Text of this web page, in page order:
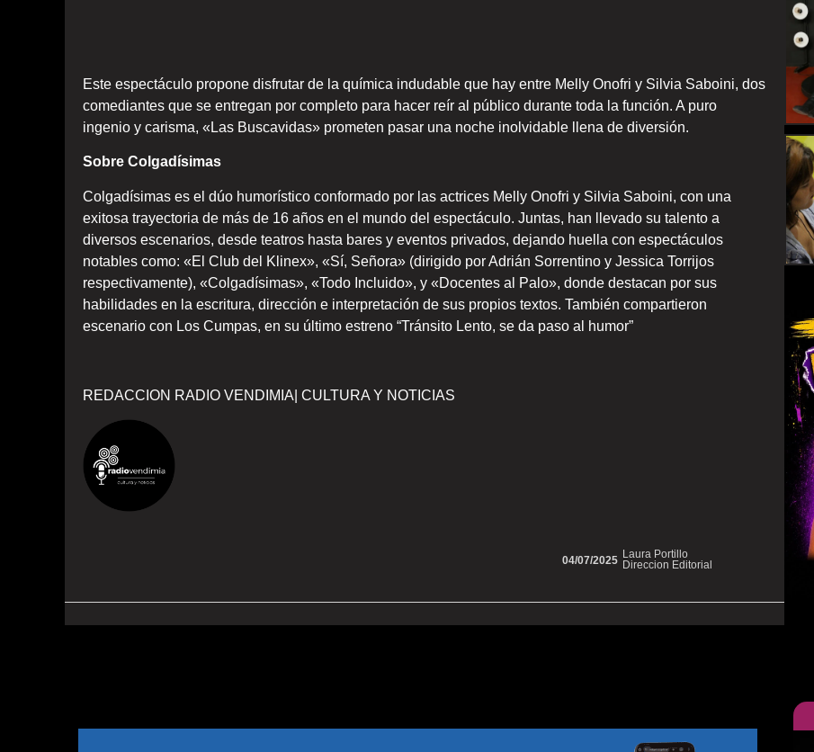
Este espectáculo propone disfrutar de la química indudable que hay entre Melly Onofri y Silvia Saboini, dos
comediantes que se entregan por completo para hacer reír al público durante toda la función. A puro
ingenio y carisma, «Las Buscavidas» prometen pasar una noche inolvidable llena de diversión.
Sobre Colgadísimas
Colgadísimas es el dúo humorístico conformado por las actrices Melly Onofri y Silvia Saboini, con una
exitosa trayectoria de más de 16 años en el mundo del espectáculo. Juntas, han llevado su talento a
diversos escenarios, desde teatros hasta bares y eventos privados, dejando huella con espectáculos
notables como: «El Club del Klinex», «Sí, Señora» (dirigido por Adrián Sorrentino y Jessica Torrijos
respectivamente), «Colgadísimas», «Todo Incluido», y «Docentes al Palo», donde destacan por sus
habilidades en la escritura, dirección e interpretación de sus propios textos. También compartieron
escenario con Los Cumpas, en su último estreno “Tránsito Lento, se da paso al humor”
REDACCION RADIO VENDIMIA| CULTURA Y NOTICIAS
Laura Portillo
Direccion Editorial
04/07/2025